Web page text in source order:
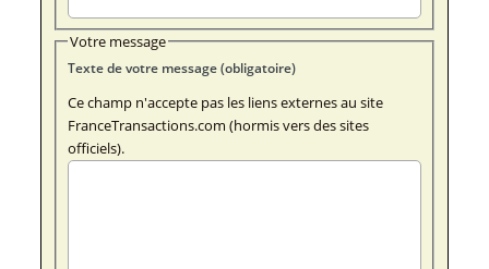
Votre message
Texte de votre message (obligatoire)
Ce champ n'accepte pas les liens externes au site
FranceTransactions.com (hormis vers des sites
officiels).